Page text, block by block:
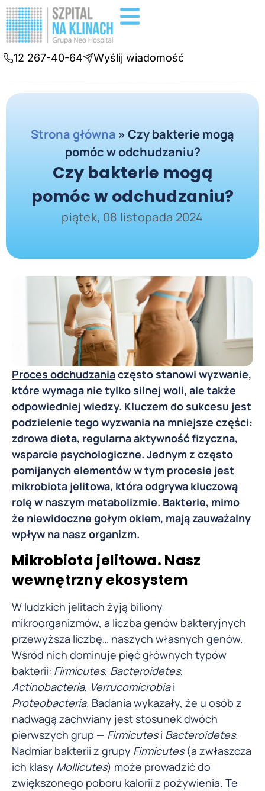
12 267-40-64 Wyślij wiadomość
Strona główna » Czy bakterie mogą
pomóc w odchudzaniu?
Czy bakterie mogą
pomóc w odchudzaniu?
piątek, 08 listopada 2024
Proces odchudzaniaczęsto stanowi wyzwanie,
które wymaga nie tylko silnej woli, ale także
odpowiedniej wiedzy. Kluczem do sukcesu jest
podzielenie tego wyzwania na mniejsze części:
zdrowa dieta, regularna aktywność fizyczna,
wsparcie psychologiczne. Jednym z często
pomijanych elementów w tym procesie jest
mikrobiota jelitowa, która odgrywa kluczową
rolę w naszym metabolizmie. Bakterie, mimo
że niewidoczne gołym okiem, mają zauważalny
wpływ na nasz organizm.
Mikrobiota jelitowa. Nasz
wewnętrzny ekosystem
W ludzkich jelitach żyją biliony
mikroorganizmów, a liczba genów bakteryjnych
przewyższa liczbę… naszych własnych genów.
Wśród nich dominuje pięć głównych typów
bakterii: Firmicutes, Bacteroidetes,
Actinobacteria, Verrucomicrobiai
Proteobacteria. Badania wykazały, że u osób z
nadwagą zachwiany jest stosunek dwóch
pierwszych grup — Firmicutesi Bacteroidetes.
Nadmiar bakterii z grupy Firmicutes(a zwłaszcza
ich klasy Mollicutes) może prowadzić do
zwiększonego poboru kalorii z pożywienia. Te